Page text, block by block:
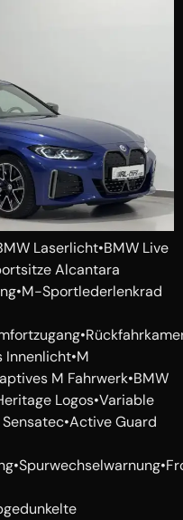
Laserlicht•BMW Live
Alcantara
Sportlederlenkrad
M Fahrwerk•BMW
Logos•Variable
Guard